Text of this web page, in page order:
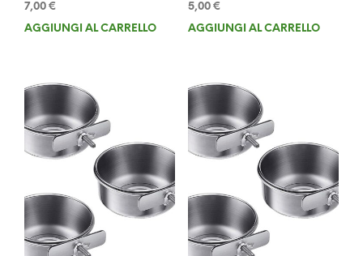
7,00 €
AGGIUNGI AL CARRELLO
5,00 €
AGGIUNGI AL CARRELLO